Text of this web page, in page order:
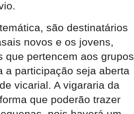
são destinatários
novos e os jovens,
que pertencem aos grupos
a participação seja aberta
vicarial. A vigararia da
que poderão trazer